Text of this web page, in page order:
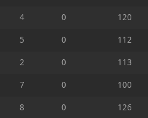
4 0
120
5 0
112
2 0
113
7 0
100
8 0
126